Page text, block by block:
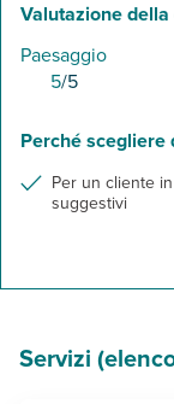
Valutazione
Paesaggio
5/5
Perché
Per un cliente
suggestivi
Servizi